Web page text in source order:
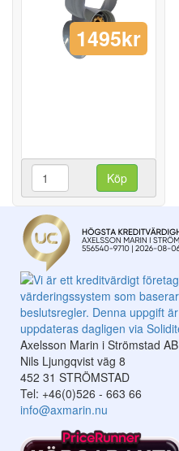
1495kr
Köp
Axelsson Marin i Strömstad AB
Nils Ljungqvist väg 8
452 31 STRÖMSTAD
Tel: +46(0)526 - 663 66
info@axmarin.nu